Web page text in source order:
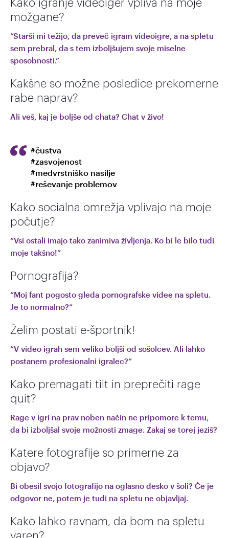
Kako igranje videoiger vpliva na moje
možgane?
“Starši mi težijo, da preveč igram videoigre, a na spletu
sem prebral, da s tem izboljšujem svoje miselne
sposobnosti.”
Kakšne so možne posledice prekomerne
rabe naprav?
Ali veš, kaj je boljše od chata? Chat v živo!
#čustva
#zasvojenost
#medvrstniško nasilje
#reševanje problemov
Kako socialna omrežja vplivajo na moje
počutje?
“Vsi ostali imajo tako zanimiva življenja. Ko bi le bilo tudi
moje takšno!”
Pornografija?
“Moj fant pogosto gleda pornografske videe na spletu.
Je to normalno?”
Želim postati e-športnik!
“V video igrah sem veliko boljši od sošolcev. Ali lahko
postanem profesionalni igralec?”
Kako premagati tilt in preprečiti rage
quit?
Rage v igri na prav noben način ne pripomore k temu,
da bi izboljšal svoje možnosti zmage. Zakaj se torej jeziš?
Katere fotografije so primerne za
objavo?
Bi obesil svojo fotografijo na oglasno desko v šoli? Če je
odgovor ne, potem je tudi na spletu ne objavljaj.
Kako lahko ravnam, da bom na spletu